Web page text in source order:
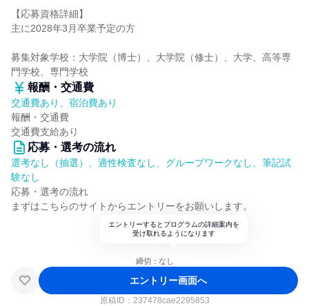
【応募資格詳細】
主に2028年3月卒業予定の方
募集対象学校：大学院（博士）、大学院（修士）、大学、高等専
門学校、専門学校
報酬・交通費
交通費あり、宿泊費あり
報酬・交通費
交通費支給あり
応募・選考の流れ
選考なし（抽選）、適性検査なし、グループワークなし、筆記試
験なし
応募・選考の流れ
まずはこちらのサイトからエントリーをお願いします。
エントリーするとプログラムの詳細案内を
受け取れるようになります
締切：なし
エントリー画面へ
原稿ID： 237478cae2295853